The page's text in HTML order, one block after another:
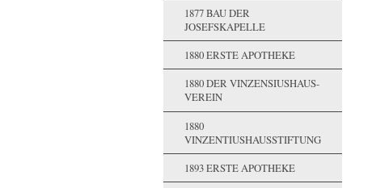
1877 BAU DER
JOSEFSKAPELLE
1880 ERSTE APOTHEKE
1880 DER VINZENSIUSHAUS-
VEREIN
1880
VINZENTIUSHAUSSTIFTUNG
1893 ERSTE APOTHEKE